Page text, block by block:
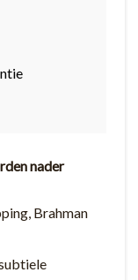
nader
Brahman